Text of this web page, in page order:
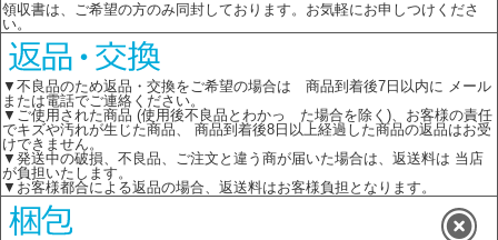
領収書は、ご希望の方のみ同封しております。お気軽にお申しつけくださ
い。
▼不良品のため返品・交換をご希望の場合は 商品到着後7日以内に メール
または電話でご連絡ください。
▼ご使用された商品 (使用後不良品とわかっ た場合を除く)、お客様の責任
でキズや汚れが生じた商品、 商品到着後8日以上経過した商品の返品はお受
けできません。
▼発送中の破損、不良品、ご注文と違う商が届いた場合は、返送料は 当店
が負担いたします。
▼お客様都合による返品の場合、返送料はお客様負担となります。